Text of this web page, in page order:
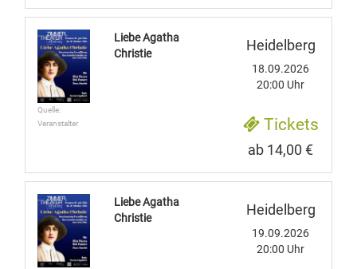
Quelle:
Veranstalter
Liebe Agatha
Christie
Heidelberg
18.09.2026
20:00 Uhr
Tickets
ab 14,00 €
Liebe Agatha
Christie
Heidelberg
19.09.2026
20:00 Uhr